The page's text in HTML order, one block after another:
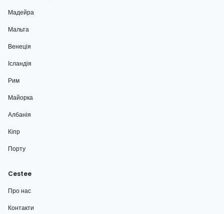
Мадейра
Мальта
Венеція
Ісландія
Рим
Майорка
Албанія
Кіпр
Порту
Cestee
Про нас
Контакти